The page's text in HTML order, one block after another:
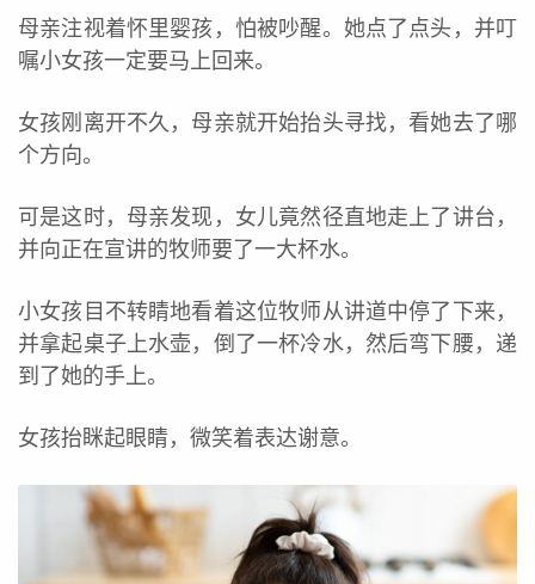
母亲注视着怀里婴孩，怕被吵醒。她点了点头，并叮
嘱小女孩一定要马上回来。
女孩刚离开不久，母亲就开始抬头寻找，看她去了哪
个方向。
可是这时，母亲发现，女儿竟然径直地走上了讲台，
并向正在宣讲的牧师要了一大杯水。
小女孩目不转睛地看着这位牧师从讲道中停了下来，
并拿起桌子上水壶，倒了一杯冷水，然后弯下腰，递
到了她的手上。
女孩抬眯起眼睛，微笑着表达谢意。